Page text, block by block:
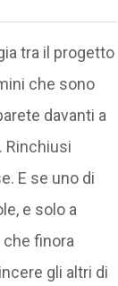
tra il progetto
che sono
davanti a
Rinchiusi
E se uno di
e solo a
finora
gli altri di